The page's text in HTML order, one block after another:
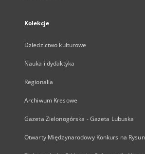
Kolekcje
Dziedzictwo kulturowe
Nauka i dydaktyka
Regionalia
Archiwum Kresowe
Gazeta Zielonogórska - Gazeta Lubuska
Otwarty Międzynarodowy Konkurs na